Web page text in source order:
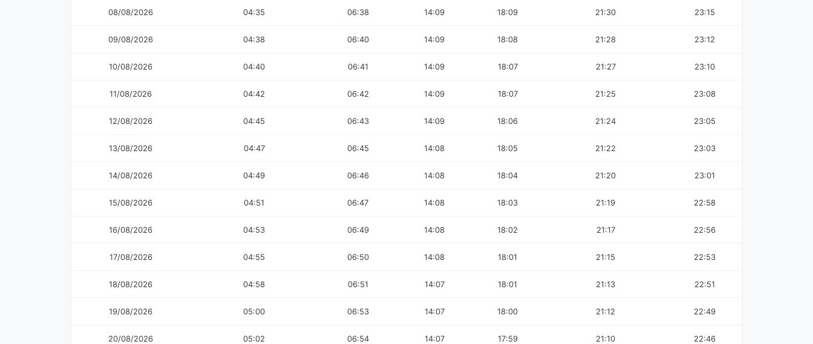
08/08/2026 04:35 06:38 14:09 18:09 21:30 23:15
09/08/2026 04:38 06:40 14:09 18:08 21:28 23:12
10/08/2026 04:40 06:41 14:09 18:07 21:27 23:10
11/08/2026 04:42 06:42 14:09 18:07 21:25 23:08
12/08/2026 04:45 06:43 14:09 18:06 21:24 23:05
13/08/2026 04:47 06:45 14:08 18:05 21:22 23:03
14/08/2026 04:49 06:46 14:08 18:04 21:20 23:01
15/08/2026 04:51 06:47 14:08 18:03 21:19 22:58
16/08/2026 04:53 06:49 14:08 18:02 21:17 22:56
17/08/2026 04:55 06:50 14:08 18:01 21:15 22:53
18/08/2026 04:58 06:51 14:07 18:01 21:13 22:51
19/08/2026 05:00 06:53 14:07 18:00 21:12 22:49
20/08/2026 05:02 06:54 14:07 17:59 21:10 22:46